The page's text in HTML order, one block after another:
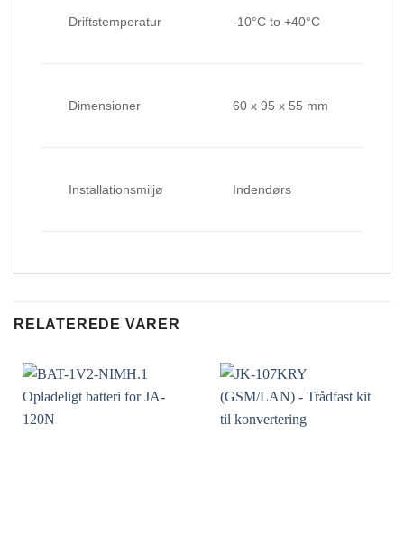
Driftstemperatur -10°C to +40°C
Dimensioner 60 x 95 x 55 mm
Installationsmiljø Indendørs
RELATEREDE VARER